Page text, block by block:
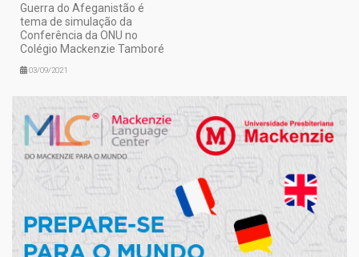
Guerra do Afeganistão é
tema de simulação da
Conferência da ONU no
Colégio Mackenzie Tamboré
03/09/2021